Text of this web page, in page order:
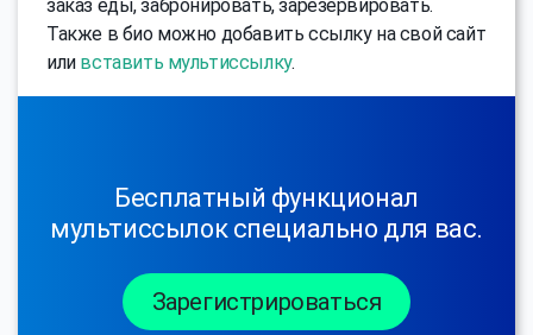
заказ еды, забронировать, зарезервировать.
Также в био можно добавить ссылку на свой сайт
или вставить мультиссылку.
Бесплатный функционал
мультиссылок специально для вас.
Зарегистрироваться